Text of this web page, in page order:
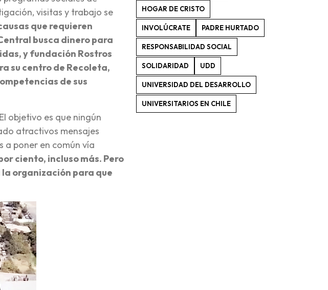
visitas y trabajo se
que requieren
busca dinero para
y fundación Rostros
su centro de Recoleta,
de sus
objetivo es que ningún
atractivos mensajes
a poner en común vía
ciento, incluso más. Pero
organización para que
HOGAR DE CRISTO
INVOLÚCRATE PADRE HURTADO
RESPONSABILIDAD SOCIAL
SOLIDARIDAD UDD
UNIVERSIDAD DEL DESARROLLO
UNIVERSITARIOS EN CHILE